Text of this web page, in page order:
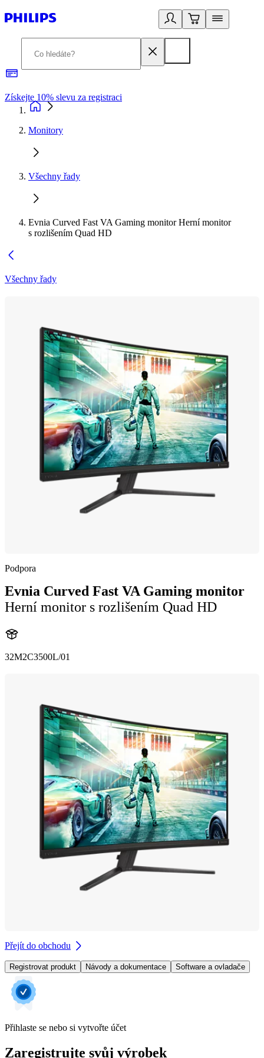
Získejte 10% slevu za registraci
Monitory
Všechny řady
Evnia Curved Fast VA Gaming monitor Herní monitor
s rozlišením Quad HD
Všechny řady
Podpora
Evnia Curved Fast VA Gaming monitor
Herní monitor s rozlišením Quad HD
32M2C3500L/01
Přejít do obchodu
Registrovat produkt Návody a dokumentace Software a ovladače
Přihlaste se nebo si vytvořte účet
Zaregistrujte svůj výrobek